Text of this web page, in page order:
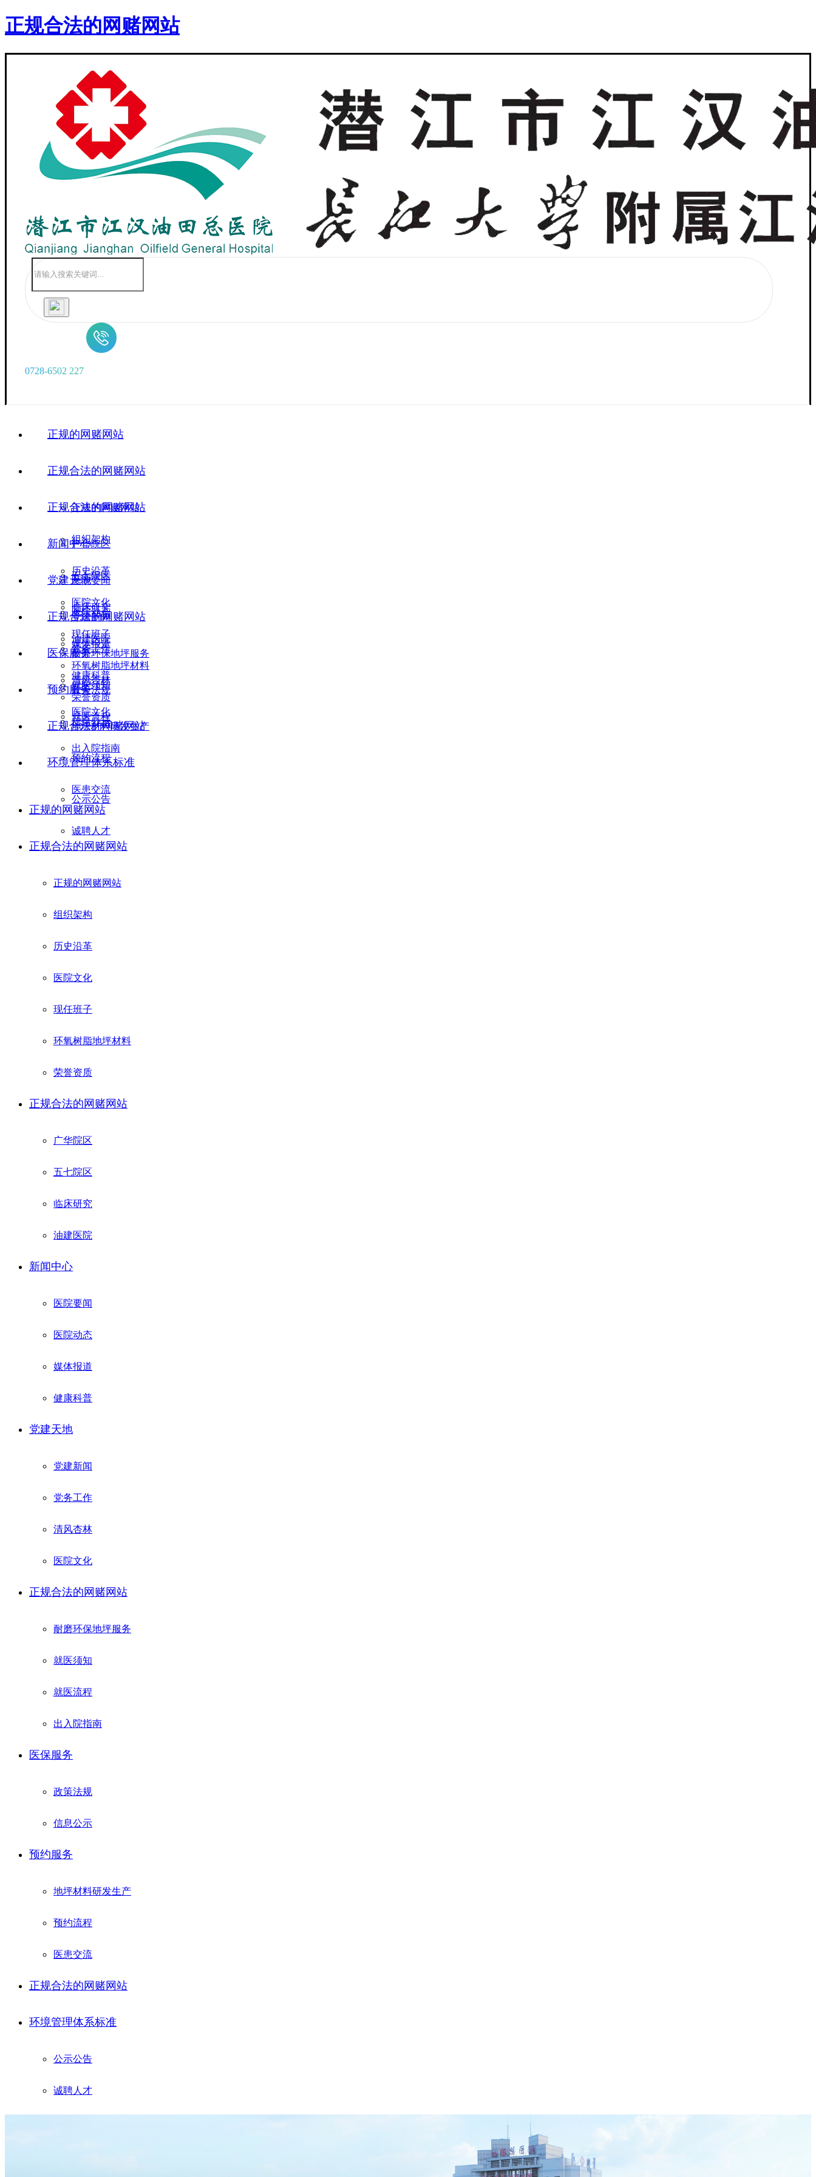
正规合法的网赌网站
0728-6502 227
正规的网赌网站
正规合法的网赌网站
正规的网赌网站
组织架构
历史沿革
医院文化
现任班子
环氧树脂地坪材料
荣誉资质
正规合法的网赌网站
广华院区
五七院区
临床研究
油建医院
新闻中心
医院要闻
医院动态
媒体报道
健康科普
党建天地
党建新闻
党务工作
清风杏林
医院文化
正规合法的网赌网站
耐磨环保地坪服务
就医须知
就医流程
出入院指南
医保服务
政策法规
信息公示
预约服务
地坪材料研发生产
预约流程
医患交流
正规合法的网赌网站
环境管理体系标准
公示公告
诚聘人才
正规的网赌网站
正规合法的网赌网站
正规的网赌网站
组织架构
历史沿革
医院文化
现任班子
环氧树脂地坪材料
荣誉资质
正规合法的网赌网站
广华院区
五七院区
临床研究
油建医院
新闻中心
医院要闻
医院动态
媒体报道
健康科普
党建天地
党建新闻
党务工作
清风杏林
医院文化
正规合法的网赌网站
耐磨环保地坪服务
就医须知
就医流程
出入院指南
医保服务
政策法规
信息公示
预约服务
地坪材料研发生产
预约流程
医患交流
正规合法的网赌网站
环境管理体系标准
公示公告
诚聘人才